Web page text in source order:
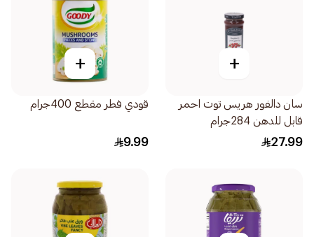
+
سان دالفور هريس توت احمر
قابل للدهن 284جرام
27.99
+
قودي فطر مقطع 400جرام
9.99